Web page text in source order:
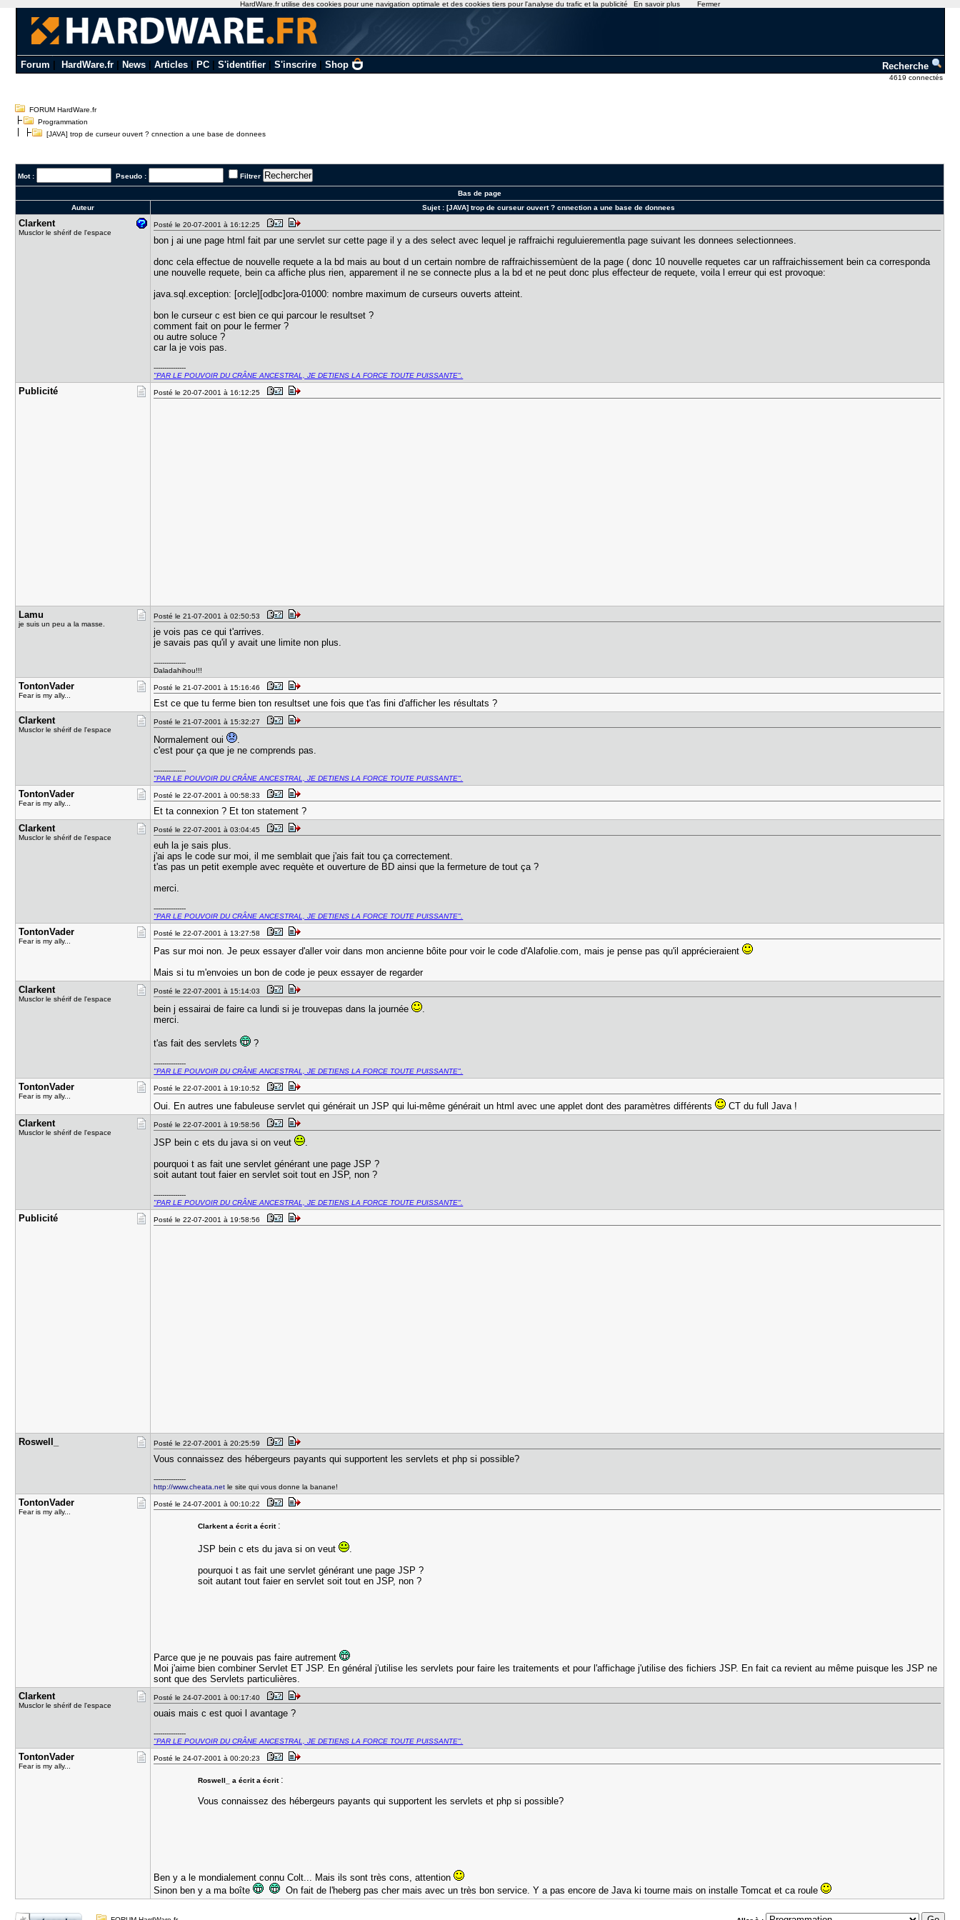
Forum HardWare.fr| News| Articles| PC| S'identifier| S'inscrire| Shop Recherche
4619 connectés
FORUM HardWare.fr
Programmation
[JAVA] trop de curseur ouvert ? cnnection a une base de donnees
Mot : Pseudo : Filtrer
Bas de page
Auteur
Sujet : [JAVA] trop de curseur ouvert ? cnnection a une base de donnees
Clarkent
Musclor le shérif de l'espace
Posté le 20-07-2001 à 16:12:25
bon j ai une page html fait par une servlet sur cette page il y a des select avec lequel je raffraichi reguluierementla page suivant les donnees selectionnees.
donc cela effectue de nouvelle requete a la bd mais au bout d un certain nombre de raffraichissemùent de la page ( donc 10 nouvelle requetes car un raffraichissement bein ca corresponda
une nouvelle requete, bein ca affiche plus rien, apparement il ne se connecte plus a la bd et ne peut donc plus effecteur de requete, voila l erreur qui est provoque:
java.sql.exception: [orcle][odbc]ora-01000: nombre maximum de curseurs ouverts atteint.
bon le curseur c est bien ce qui parcour le resultset ?
comment fait on pour le fermer ?
ou autre soluce ?
car la je vois pas.
---------------
"PAR LE POUVOIR DU CRÂNE ANCESTRAL, JE DETIENS LA FORCE TOUTE PUISSANTE".
Publicité Posté le 20-07-2001 à 16:12:25
Lamu
je suis un peu a la masse.
Posté le 21-07-2001 à 02:50:53
je vois pas ce qui t'arrives.
je savais pas qu'il y avait une limite non plus.
---------------
Daladahihou!!!
TontonVade​r
Fear is my ally...
Posté le 21-07-2001 à 15:16:46
Est ce que tu ferme bien ton resultset une fois que t'as fini d'afficher les résultats ?
Clarkent
Musclor le shérif de l'espace
Posté le 21-07-2001 à 15:32:27
Normalement oui
.
c'est pour ça que je ne comprends pas.
---------------
"PAR LE POUVOIR DU CRÂNE ANCESTRAL, JE DETIENS LA FORCE TOUTE PUISSANTE".
TontonVade​r
Fear is my ally...
Posté le 22-07-2001 à 00:58:33
Et ta connexion ? Et ton statement ?
Clarkent
Musclor le shérif de l'espace
Posté le 22-07-2001 à 03:04:45
euh la je sais plus.
j'ai aps le code sur moi, il me semblait que j'ais fait tou ça correctement.
t'as pas un petit exemple avec requète et ouverture de BD ainsi que la fermeture de tout ça ?
merci.
---------------
"PAR LE POUVOIR DU CRÂNE ANCESTRAL, JE DETIENS LA FORCE TOUTE PUISSANTE".
TontonVade​r
Fear is my ally...
Posté le 22-07-2001 à 13:27:58
Pas sur moi non. Je peux essayer d'aller voir dans mon ancienne bôite pour voir le code d'Alafolie.com, mais je pense pas qu'il apprécieraient
Mais si tu m'envoies un bon de code je peux essayer de regarder
Clarkent
Musclor le shérif de l'espace
Posté le 22-07-2001 à 15:14:03
bein j essairai de faire ca lundi si je trouvepas dans la journée
.
merci.
t'as fait des servlets ?
---------------
"PAR LE POUVOIR DU CRÂNE ANCESTRAL, JE DETIENS LA FORCE TOUTE PUISSANTE".
TontonVade​r
Fear is my ally...
Posté le 22-07-2001 à 19:10:52
Oui. En autres une fabuleuse servlet qui générait un JSP qui lui-même générait un html avec une applet dont des paramètres différents
CT du full Java !
Clarkent
Musclor le shérif de l'espace
Posté le 22-07-2001 à 19:58:56
JSP bein c ets du java si on veut
.
pourquoi t as fait une servlet générant une page JSP ?
soit autant tout faier en servlet soit tout en JSP, non ?
---------------
"PAR LE POUVOIR DU CRÂNE ANCESTRAL, JE DETIENS LA FORCE TOUTE PUISSANTE".
Publicité Posté le 22-07-2001 à 19:58:56
Roswell_ Posté le 22-07-2001 à 20:25:59
Vous connaissez des hébergeurs payants qui supportent les servlets et php si possible?
---------------
http://www.cheata.net le site qui vous donne la banane!
TontonVade​r
Fear is my ally...
Posté le 24-07-2001 à 00:10:22
Clarkent a écrit a écrit :
JSP bein c ets du java si on veut
.
pourquoi t as fait une servlet générant une page JSP ?
soit autant tout faier en servlet soit tout en JSP, non ?
Parce que je ne pouvais pas faire autrement
Moi j'aime bien combiner Servlet ET JSP. En général j'utilise les servlets pour faire les traitements et pour l'affichage j'utilise des fichiers JSP. En fait ca revient au même puisque les JSP ne
sont que des Servlets particulières.
Clarkent
Musclor le shérif de l'espace
Posté le 24-07-2001 à 00:17:40
ouais mais c est quoi l avantage ?
---------------
"PAR LE POUVOIR DU CRÂNE ANCESTRAL, JE DETIENS LA FORCE TOUTE PUISSANTE".
TontonVade​r
Fear is my ally...
Posté le 24-07-2001 à 00:20:23
Roswell_ a écrit a écrit :
Vous connaissez des hébergeurs payants qui supportent les servlets et php si possible?
Ben y a le mondialement connu Colt... Mais ils sont très cons, attention
Sinon ben y a ma boîte
On fait de l'heberg pas cher mais avec un très bon service. Y a pas encore de Java ki tourne mais on installe Tomcat et ca roule
HardWare.fr utilise des cookies pour une navigation optimale et des cookies tiers pour l'analyse du trafic et la publicité En savoir plus Fermer